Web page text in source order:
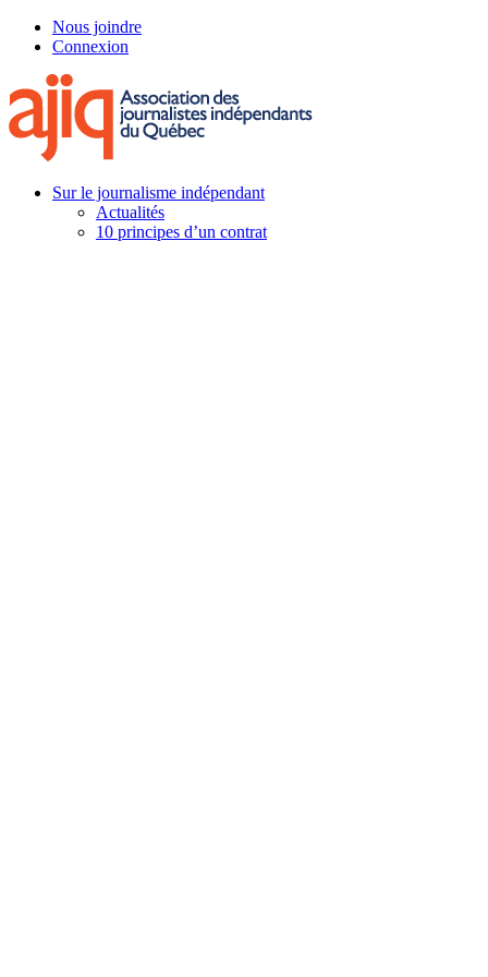
Skip
content
Nous joindre
Connexion
Menu
Sur le journalisme indépendant
Actualités
10 principes d’un contrat